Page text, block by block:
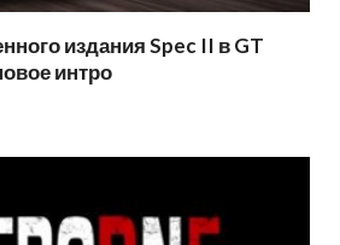
издания Spec II в GT
интро